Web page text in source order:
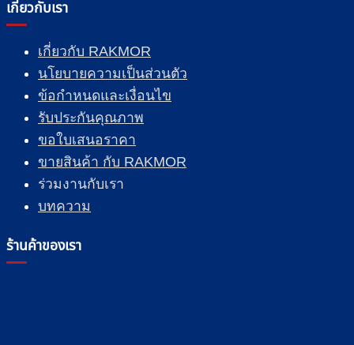
เกี่ยวกับเรา
เกี่ยวกับ RAKMOR
นโยบายความเป็นส่วนตัว
ข้อกำหนดและเงื่อนไข
รับประกันคุณภาพ
ขอใบเสนอราคา
ขายสินค้า กับ RAKMOR
ร่วมงานกับเรา
บทความ
ร้านค้าของเรา